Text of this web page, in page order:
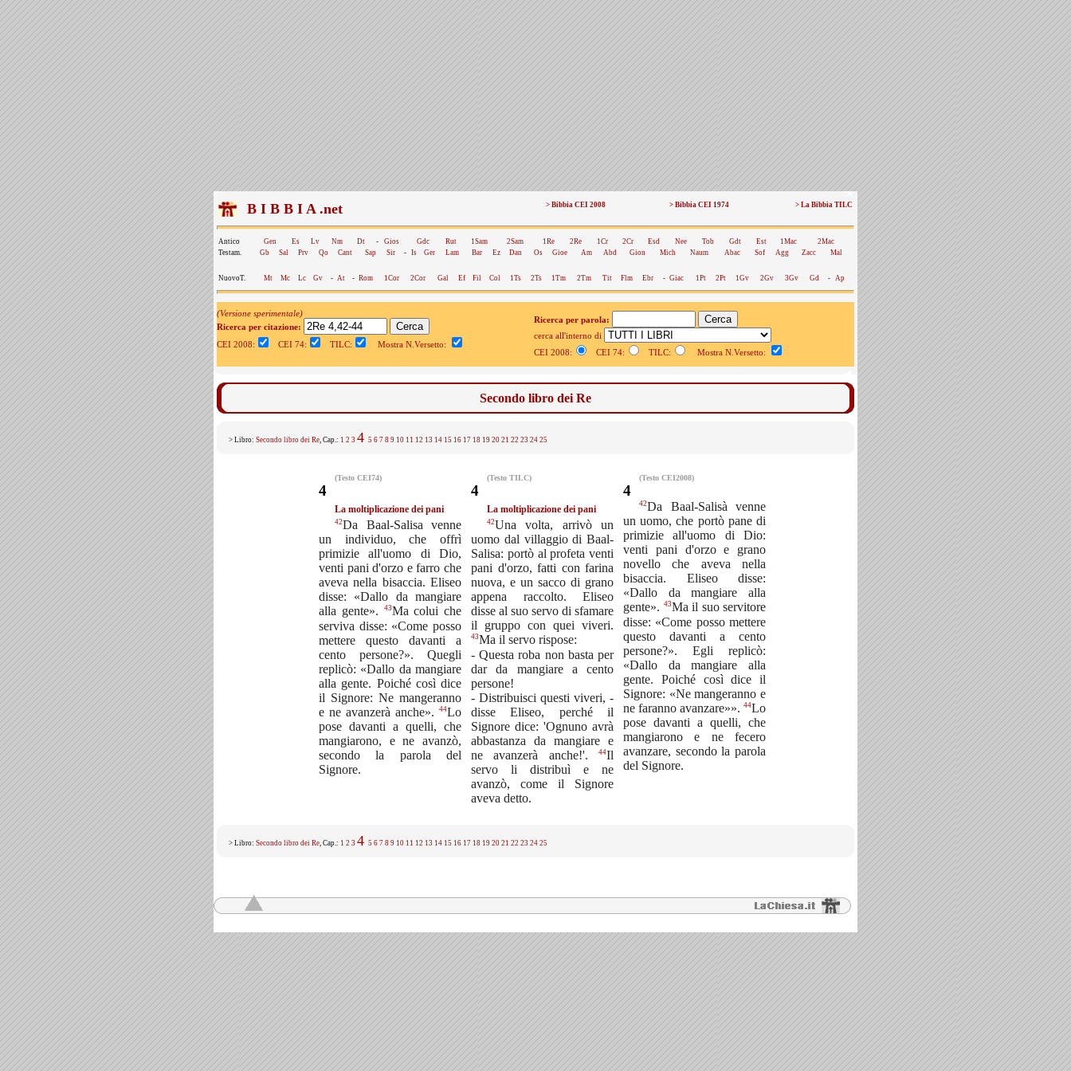
B I B B I A .net > Bibbia CEI 2008 > Bibbia CEI 1974 > La Bibbia TILC
Antico Gen Es Lv Nm Dt - Gios Gdc Rut 1Sam 2Sam 1Re 2Re 1Cr 2Cr Esd Nee Tob Gdt Est 1Mac
2Mac
Testam.
Gb Sal Prv Qo Cant Sap Sir - Is Ger Lam Bar Ez Dan Os Gioe Am Abd Gion Mich Naum Abac Sof Agg Zacc Mal
NuovoT. Mt Mc Lc Gv - At - Rom 1Cor 2Cor Gal Ef Fil Col 1Ts 2Ts 1Tm 2Tm Tit Flm Ebr - Giac 1Pt 2Pt 1Gv 2Gv 3Gv Gd - Ap
(Versione sperimentale)
Ricerca per citazione:
CEI 2008:
CEI 74: TILC: Mostra N.Versetto:
Ricerca per parola:
cerca all'interno di
CEI 2008:
CEI 74: TILC: Mostra N.Versetto:
Secondo libro dei Re
> Libro: Secondo libro dei Re, Cap.: 1 2 3 4 5 6 7 8 9 10 11 12 13 14 15 16 17 18 19 20 21 22 23 24 25
(Testo CEI74)
4
La moltiplicazione dei pani
42Da Baal-Salisa venne
un individuo, che offrì
primizie all'uomo di Dio,
venti pani d'orzo e farro che
aveva nella bisaccia. Eliseo
disse: «Dallo da mangiare
alla gente».
43Ma colui che
serviva disse: «Come posso
mettere questo davanti a
cento persone?». Quegli
replicò: «Dallo da mangiare
alla gente. Poiché così dice
il Signore: Ne mangeranno
e ne avanzerà anche».
44Lo
pose davanti a quelli, che
mangiarono, e ne avanzò,
secondo la parola del
Signore.
(Testo TILC)
4
La moltiplicazione dei pani
42Una volta, arrivò un
uomo dal villaggio di Baal-
Salisa: portò al profeta venti
pani d'orzo, fatti con farina
nuova, e un sacco di grano
appena raccolto. Eliseo
disse al suo servo di sfamare
il gruppo con quei viveri.
43Ma il servo rispose:
- Questa roba non basta per
dar da mangiare a cento
persone!
- Distribuisci questi viveri, -
disse Eliseo, perché il
Signore dice: 'Ognuno avrà
abbastanza da mangiare e
ne avanzerà anche!'.
44Il
servo li distribuì e ne
avanzò, come il Signore
aveva detto.
(Testo CEI2008)
4
42Da Baal-Salisà venne
un uomo, che portò pane di
primizie all'uomo di Dio:
venti pani d'orzo e grano
novello che aveva nella
bisaccia. Eliseo disse:
«Dallo da mangiare alla
gente». 43Ma il suo servitore
disse: «Come posso mettere
questo davanti a cento
persone?». Egli replicò:
«Dallo da mangiare alla
gente. Poiché così dice il
Signore: «Ne mangeranno e
ne faranno avanzare»». 44Lo
pose davanti a quelli, che
mangiarono e ne fecero
avanzare, secondo la parola
del Signore.
> Libro: Secondo libro dei Re, Cap.: 1 2 3 4 5 6 7 8 9 10 11 12 13 14 15 16 17 18 19 20 21 22 23 24 25